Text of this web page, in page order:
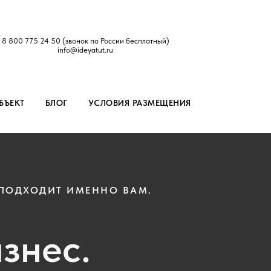
8 800 775 24 50 (звонок по России бесплатный)
info@ideyatut.ru
БЛОГ УСЛОВИЯ РАЗМЕЩЕНИЯ
ИМЕННО ВАМ.